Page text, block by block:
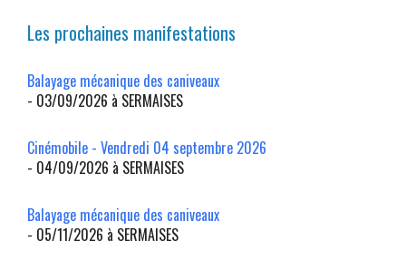
Les prochaines manifestations
Balayage mécanique des caniveaux
- 03/09/2026 à SERMAISES
Cinémobile - Vendredi 04 septembre 2026
- 04/09/2026 à SERMAISES
Balayage mécanique des caniveaux
- 05/11/2026 à SERMAISES